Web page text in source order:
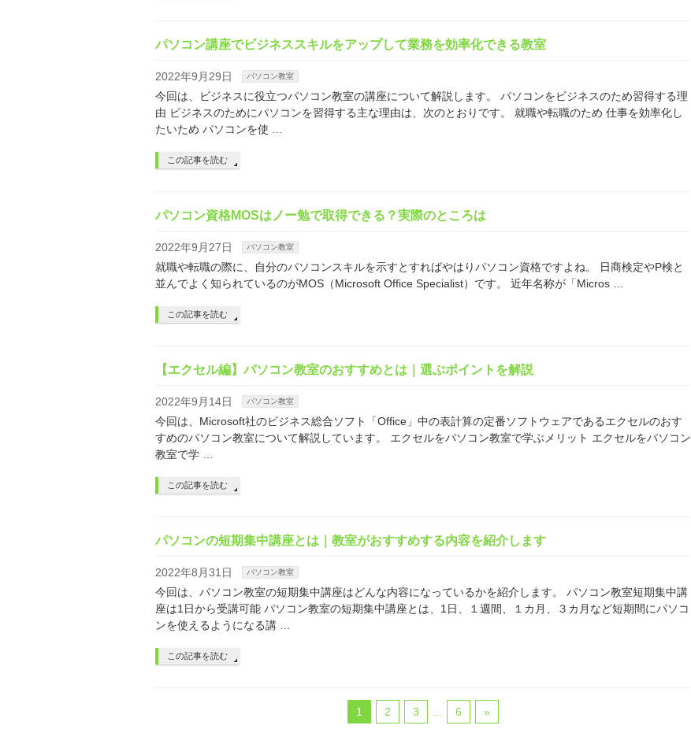
パソコン講座でビジネススキルをアップして業務を効率化できる教室
2022年9月29日 パソコン教室
今回は、ビジネスに役立つパソコン教室の講座について解説します。 パソコンをビジネスのため習得する理
由 ビジネスのためにパソコンを習得する主な理由は、次のとおりです。 就職や転職のため 仕事を効率化し
たいため パソコンを使 …
この記事を読む
パソコン資格MOSはノー勉で取得できる？実際のところは
2022年9月27日 パソコン教室
就職や転職の際に、自分のパソコンスキルを示すとすればやはりパソコン資格ですよね。 日商検定やP検と
並んでよく知られているのがMOS（Microsoft Office Specialist）です。 近年名称が「Micros …
この記事を読む
【エクセル編】パソコン教室のおすすめとは｜選ぶポイントを解説
2022年9月14日 パソコン教室
今回は、Microsoft社のビジネス総合ソフト「Office」中の表計算の定番ソフトウェアであるエクセルのおす
すめのパソコン教室について解説しています。 エクセルをパソコン教室で学ぶメリット エクセルをパソコン
教室で学 …
この記事を読む
パソコンの短期集中講座とは｜教室がおすすめする内容を紹介します
2022年8月31日 パソコン教室
今回は、パソコン教室の短期集中講座はどんな内容になっているかを紹介します。 パソコン教室短期集中講
座は1日から受講可能 パソコン教室の短期集中講座とは、1日、１週間、１カ月、３カ月など短期間にパソコ
ンを使えるようになる講 …
この記事を読む
1 2 3 6 »